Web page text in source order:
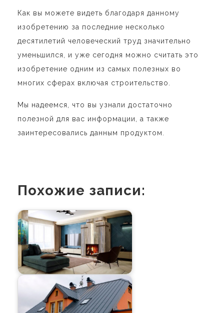
Как вы можете видеть благодаря данному
изобретению за последние несколько
десятилетий человеческий труд значительно
уменьшился, и уже сегодня можно считать это
изобретение одним из самых полезных во
многих сферах включая строительство.
Мы надеемся, что вы узнали достаточно
полезной для вас информации, а также
заинтересовались данным продуктом.
Похожие записи: